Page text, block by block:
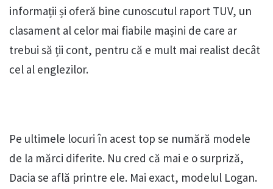
informații și oferă bine cunoscutul raport TUV, un
clasament al celor mai fiabile mașini de care ar
trebui să ții cont, pentru că e mult mai realist decât
cel al englezilor.
Pe ultimele locuri în acest top se numără modele
de la mărci diferite. Nu cred că mai e o surpriză,
Dacia se află printre ele. Mai exact, modelul Logan.